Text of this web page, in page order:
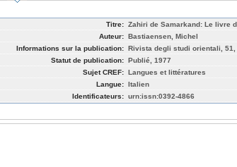
Titre: Zahiri de Samarkand: Le livre
Auteur: Bastiaensen, Michel
Informations sur la publication: Rivista degli studi orientali, 51,
Statut de publication: Publié, 1977
Sujet CREF: Langues et littératures
Langue: Italien
Identificateurs: urn:issn:0392-4866